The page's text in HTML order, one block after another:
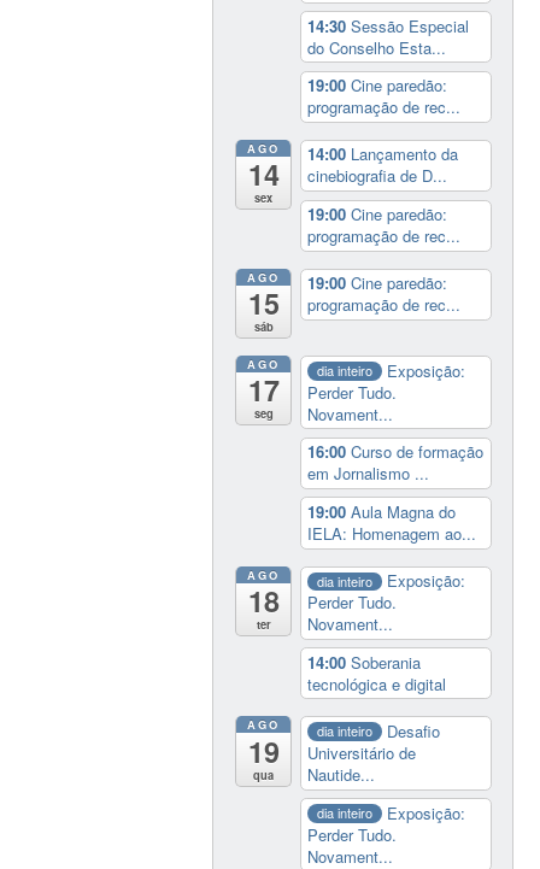
14:30Sessão Especial
do Conselho Esta...
19:00Cine paredão:
programação de rec...
AGO
14
sex
14:00 Lançamento da
cinebiografia de D...
19:00Cine paredão:
programação de rec...
AGO
15
sáb
19:00Cine paredão:
programação de rec...
AGO
17
seg
dia inteiro
Exposição:
Perder Tudo.
Novament...
16:00Curso de formação
em Jornalismo ...
19:00Aula Magna do
IELA: Homenagem ao...
AGO
18
ter
dia inteiro
Exposição:
Perder Tudo.
Novament...
14:00Soberania
tecnológica e digital
AGO
19
qua
dia inteiro
Desafio
Universitário de
Nautide...
dia inteiro
Exposição:
Perder Tudo.
Novament...